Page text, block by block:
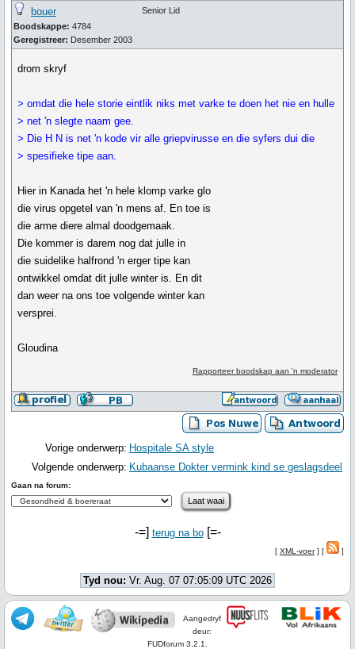
bouer
Boodskappe: 4784
Geregistreer: Desember 2003
Senior Lid
drom skryf
> omdat die hele storie eintlik niks met varke te doen het nie en hulle
> net 'n slegte naam gee.
> Die H N is net 'n kode vir alle griepvirusse en die syfers dui die
> spesifieke tipe aan.
Hier in Kanada het 'n hele klomp varke glo
die virus opgetel van 'n mens af. En toe is
die arme diere almal doodgemaak.
Die kommer is darem nog dat julle in
die suidelike halfrond 'n erger tipe kan
ontwikkel omdat dit julle winter is. En dit
dan weer na ons toe volgende winter kan
versprei.
Gloudina
Rapporteer boodskap aan 'n moderator
Vorige onderwerp: Hospitale SA style
Volgende onderwerp: Kubaanse Dokter vermink kind se geslagsdeel
Gaan na forum:
-=] terug na bo[=-
[ XML-voer] [ ]
Tyd nou: Vr. Aug. 07 07:05:09 UTC 2026
Aangedryf
deur:
FUDforum 3.2.1.